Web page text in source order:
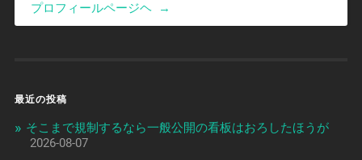
プロフィールページヘ
→
最近の投稿
そこまで規制するなら一般公開の看板はおろしたほうが
2026-08-07